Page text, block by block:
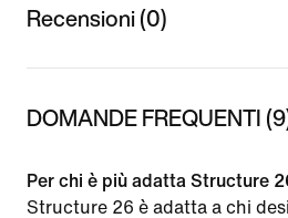
Recensioni (0)
DOMANDE FREQUENTI
Per chi è più adatta Structure
Structure 26 è adatta a chi